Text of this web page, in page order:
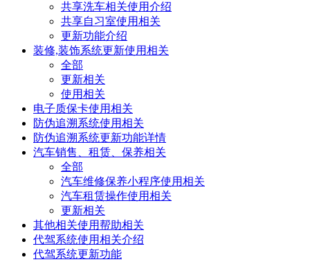
共享洗车相关使用介绍
共享自习室使用相关
更新功能介绍
装修,装饰系统更新使用相关
全部
更新相关
使用相关
电子质保卡使用相关
防伪追溯系统使用相关
防伪追溯系统更新功能详情
汽车销售、租赁、保养相关
全部
汽车维修保养小程序使用相关
汽车租赁操作使用相关
更新相关
其他相关使用帮助相关
代驾系统使用相关介绍
代驾系统更新功能